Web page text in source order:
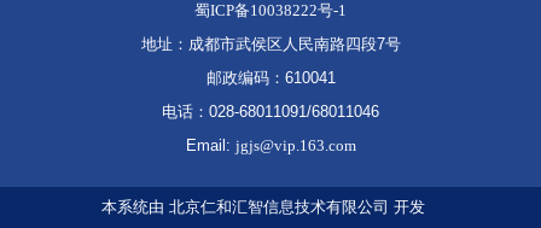
蜀ICP备10038222号-1
地址：成都市武侯区人民南路四段7号
邮政编码：610041
电话：028-68011091/68011046
Email: jgjs@vip.163.com
本系统由 北京仁和汇智信息技术有限公司 开发